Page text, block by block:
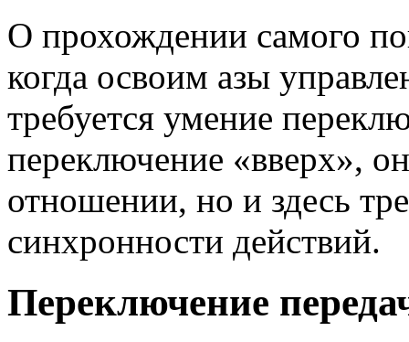
О прохождении самого
когда освоим азы
требуется умение
переключение «вверх»,
отношении, но и здесь
синхронности действий.
Переключение